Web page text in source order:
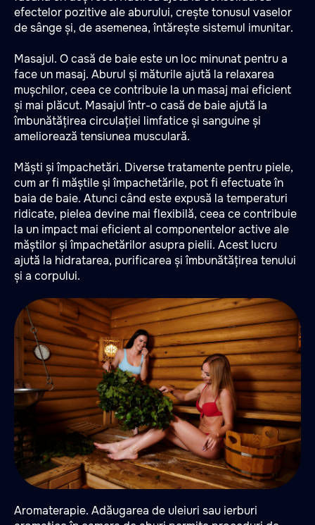
efectelor pozitive ale aburului, crește tonusul vaselor
de sânge și, de asemenea, întărește sistemul imunitar.
Masajul. O casă de baie este un loc minunat pentru a
face un masaj. Aburul și măturile ajută la relaxarea
mușchilor, ceea ce contribuie la un masaj mai eficient
și mai plăcut. Masajul într-o casă de baie ajută la
îmbunătățirea circulației limfatice și sanguine și
ameliorează tensiunea musculară.
Măști și împachetări. Diverse tratamente pentru piele,
cum ar fi măștile și împachetările, pot fi efectuate în
baia de baie. Atunci când este expusă la temperaturi
ridicate, pielea devine mai flexibilă, ceea ce contribuie
la un impact mai eficient al componentelor active ale
măștilor și împachetărilor asupra pielii. Acest lucru
ajută la hidratarea, purificarea și îmbunătățirea tenului
și a corpului.
Aromaterapie. Adăugarea de uleiuri sau ierburi